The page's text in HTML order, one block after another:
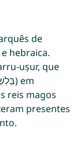
de
hebraica.
uṣur, que
reis magos
presentes